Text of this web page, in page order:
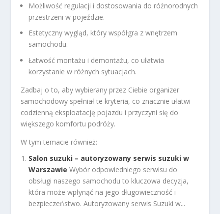
Możliwość regulacji i dostosowania do różnorodnych
przestrzeni w pojeździe.
Estetyczny wygląd, który współgra z wnętrzem
samochodu.
Łatwość montażu i demontażu, co ułatwia
korzystanie w różnych sytuacjach.
Zadbaj o to, aby wybierany przez Ciebie organizer
samochodowy spełniał te kryteria, co znacznie ułatwi
codzienną eksploatację pojazdu i przyczyni się do
większego komfortu podróży.
W tym temacie również:
Salon suzuki – autoryzowany serwis suzuki w
Warszawie Wybór odpowiedniego serwisu do
obsługi naszego samochodu to kluczowa decyzja,
która może wpłynąć na jego długowieczność i
bezpieczeństwo. Autoryzowany serwis Suzuki w...